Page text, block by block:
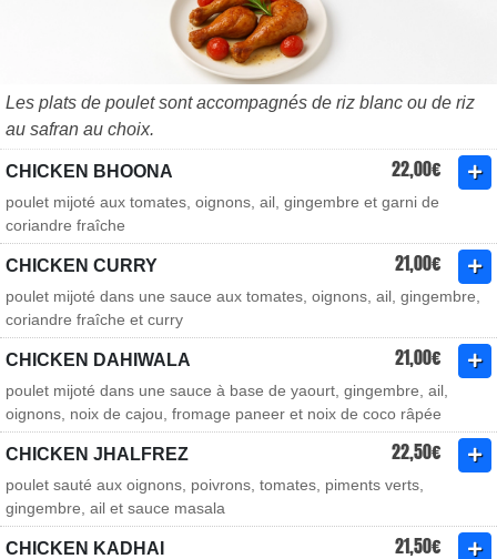
Les plats de poulet sont accompagnés de riz blanc ou de riz
au safran au choix.
CHICKEN BHOONA 22,00€
poulet mijoté aux tomates, oignons, ail, gingembre et garni de
coriandre fraîche
CHICKEN CURRY 21,00€
poulet mijoté dans une sauce aux tomates, oignons, ail, gingembre,
coriandre fraîche et curry
CHICKEN DAHIWALA 21,00€
poulet mijoté dans une sauce à base de yaourt, gingembre, ail,
oignons, noix de cajou, fromage paneer et noix de coco râpée
CHICKEN JHALFREZ 22,50€
poulet sauté aux oignons, poivrons, tomates, piments verts,
gingembre, ail et sauce masala
CHICKEN KADHAI 21,50€